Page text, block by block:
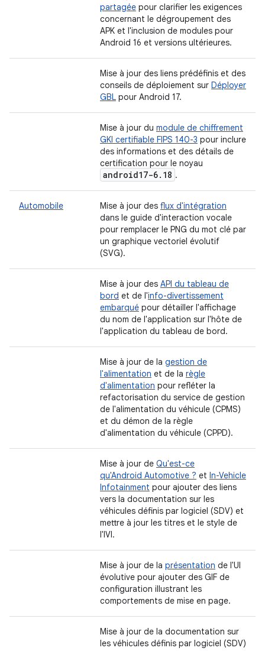
partagée pour clarifier les exigences
concernant le dégroupement des
APK et l'inclusion de modules pour
Android 16 et versions ultérieures.
Mise à jour des liens prédéfinis et des
conseils de déploiement sur Déployer
GBL pour Android 17.
Mise à jour du module de chiffrement
GKI certifiable FIPS 140-3 pour inclure
des informations et des détails de
certification pour le noyau
android17-6. 18 .
Automobile Mise à jour des flux d'intégration
dans le guide d'interaction vocale
pour remplacer le PNG du mot clé par
un graphique vectoriel évolutif
(SVG).
Mise à jour des API du tableau de
bord et de l'info-divertissement
embarqué pour détailler l'affichage
du nom de l'application sur l'hôte de
l'application du tableau de bord.
Mise à jour de la gestion de
l'alimentation et de la règle
d'alimentation pour refléter la
refactorisation du service de gestion
de l'alimentation du véhicule (CPMS)
et du démon de la règle
d'alimentation du véhicule (CPPD).
Mise à jour de Qu'est-ce
qu'Android Automotive ? et In-Vehicle
Infotainment pour ajouter des liens
vers la documentation sur les
véhicules définis par logiciel (SDV) et
mettre à jour les titres et le style de
l'IVI.
Mise à jour de la présentation de l'UI
évolutive pour ajouter des GIF de
configuration illustrant les
comportements de mise en page.
Mise à jour de la documentation sur
les véhicules définis par logiciel (SDV)